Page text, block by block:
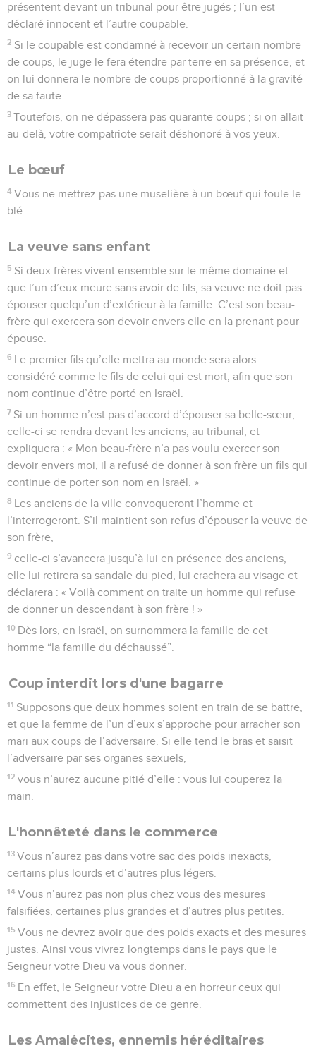
présentent devant un tribunal pour être jugés ; l’un est
déclaré innocent et l’autre coupable.
2 Si le coupable est condamné à recevoir un certain nombre
de coups, le juge le fera étendre par terre en sa présence, et
on lui donnera le nombre de coups proportionné à la gravité
de sa faute.
3 Toutefois, on ne dépassera pas quarante coups ; si on allait
au-delà, votre compatriote serait déshonoré à vos yeux.
Le bœuf
4 Vous ne mettrez pas une muselière à un bœuf qui foule le
blé.
La veuve sans enfant
5 Si deux frères vivent ensemble sur le même domaine et
que l’un d’eux meure sans avoir de fils, sa veuve ne doit pas
épouser quelqu’un d’extérieur à la famille. C’est son beau-
frère qui exercera son devoir envers elle en la prenant pour
épouse.
6 Le premier fils qu’elle mettra au monde sera alors
considéré comme le fils de celui qui est mort, afin que son
nom continue d’être porté en Israël.
7 Si un homme n’est pas d’accord d’épouser sa belle-sœur,
celle-ci se rendra devant les anciens, au tribunal, et
expliquera : « Mon beau-frère n’a pas voulu exercer son
devoir envers moi, il a refusé de donner à son frère un fils qui
continue de porter son nom en Israël. »
8 Les anciens de la ville convoqueront l’homme et
l’interrogeront. S’il maintient son refus d’épouser la veuve de
son frère,
9 celle-ci s’avancera jusqu’à lui en présence des anciens,
elle lui retirera sa sandale du pied, lui crachera au visage et
déclarera : « Voilà comment on traite un homme qui refuse
de donner un descendant à son frère ! »
10 Dès lors, en Israël, on surnommera la famille de cet
homme “la famille du déchaussé”.
Coup interdit lors d'une bagarre
11 Supposons que deux hommes soient en train de se battre,
et que la femme de l’un d’eux s’approche pour arracher son
mari aux coups de l’adversaire. Si elle tend le bras et saisit
l’adversaire par ses organes sexuels,
12 vous n’aurez aucune pitié d’elle : vous lui couperez la
main.
L'honnêteté dans le commerce
13 Vous n’aurez pas dans votre sac des poids inexacts,
certains plus lourds et d’autres plus légers.
14 Vous n’aurez pas non plus chez vous des mesures
falsifiées, certaines plus grandes et d’autres plus petites.
15 Vous ne devrez avoir que des poids exacts et des mesures
justes. Ainsi vous vivrez longtemps dans le pays que le
Seigneur votre Dieu va vous donner.
16 En effet, le Seigneur votre Dieu a en horreur ceux qui
commettent des injustices de ce genre.
Les Amalécites, ennemis héréditaires